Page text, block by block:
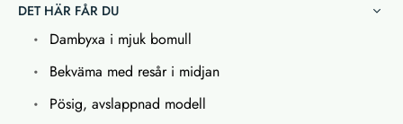
DET HÄR FÅR DU
Dambyxa i mjuk bomull
Bekväma med resår i midjan
Pösig, avslappnad modell